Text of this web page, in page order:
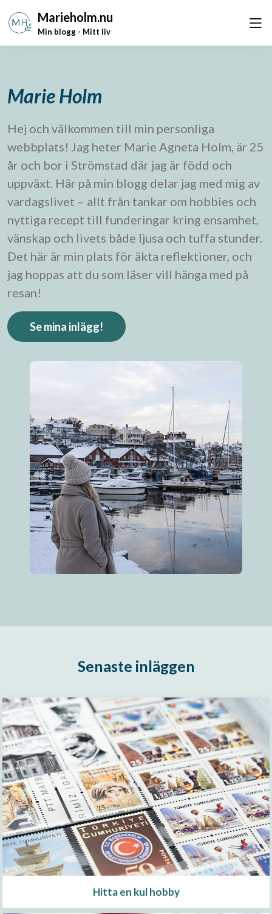
Marieholm.nu
Min blogg - Mitt liv
Marie Holm
Hej och välkommen till min personliga
webbplats! Jag heter Marie Agneta Holm, är 25
år och bor i Strömstad där jag är född och
uppväxt. Här på min blogg delar jag med mig av
vardagslivet – allt från tankar om hobbies och
nyttiga recept till funderingar kring ensamhet,
vänskap och livets både ljusa och tuffa stunder.
Det här är min plats för äkta reflektioner, och
jag hoppas att du som läser vill hänga med på
resan!
Se mina inlägg!
Senaste inläggen
Hitta en kul hobby